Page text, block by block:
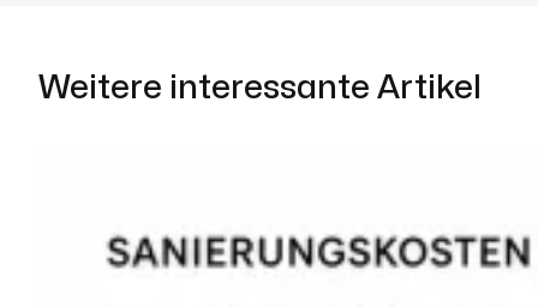
Weitere interessante Artikel